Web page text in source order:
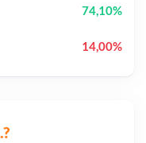
74,10%
14,00%